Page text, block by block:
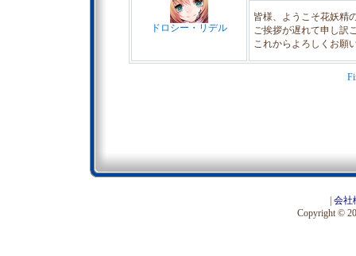
ドロシー・リデル
皆様、ようこそ花妖精
ご挨拶が遅れて申し訳
これからよろしくお願
会社
Copyright ©